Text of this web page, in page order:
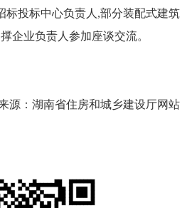
标投标中心负责人,部分装配式建筑
企业负责人参加座谈交流。
源：湖南省住房和城乡建设厅网站